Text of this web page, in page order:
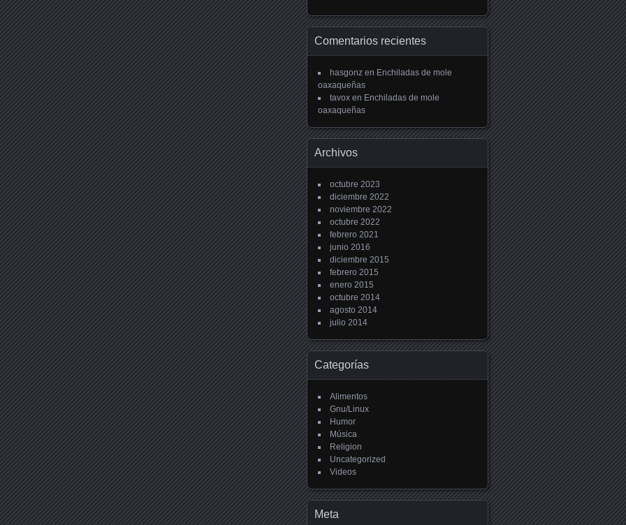
Comentarios recientes
hasgonz en Enchiladas de mole
oaxaqueñas
tavox en Enchiladas de mole
oaxaqueñas
Archivos
octubre 2023
diciembre 2022
noviembre 2022
octubre 2022
febrero 2021
junio 2016
diciembre 2015
febrero 2015
enero 2015
octubre 2014
agosto 2014
julio 2014
Categorías
Alimentos
Gnu/Linux
Humor
Música
Religion
Uncategorized
Videos
Meta